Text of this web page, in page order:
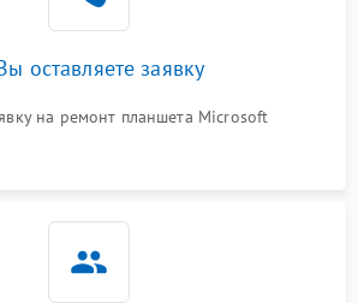
оставляете заявку
на ремонт планшета Microsoft